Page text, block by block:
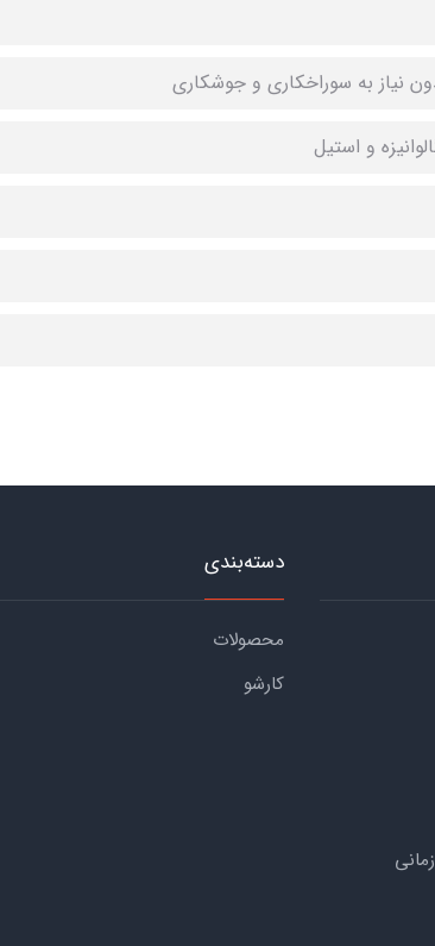
نیاز به سوراخکاری و جوشکاری
و استیل
دسته‌بندی
محصولات
کارشو